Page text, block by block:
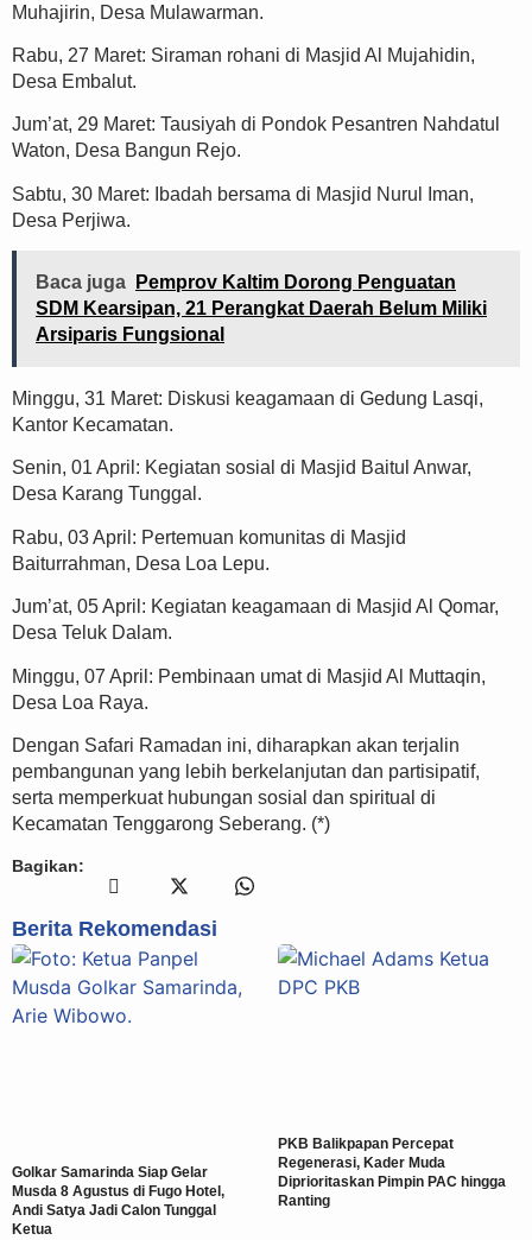
Muhajirin, Desa Mulawarman.
Rabu, 27 Maret: Siraman rohani di Masjid Al Mujahidin,
Desa Embalut.
Jum’at, 29 Maret: Tausiyah di Pondok Pesantren Nahdatul
Waton, Desa Bangun Rejo.
Sabtu, 30 Maret: Ibadah bersama di Masjid Nurul Iman,
Desa Perjiwa.
Baca juga
Pemprov Kaltim Dorong Penguatan
SDM Kearsipan, 21 Perangkat Daerah Belum Miliki
Arsiparis Fungsional
Minggu, 31 Maret: Diskusi keagamaan di Gedung Lasqi,
Kantor Kecamatan.
Senin, 01 April: Kegiatan sosial di Masjid Baitul Anwar,
Desa Karang Tunggal.
Rabu, 03 April: Pertemuan komunitas di Masjid
Baiturrahman, Desa Loa Lepu.
Jum’at, 05 April: Kegiatan keagamaan di Masjid Al Qomar,
Desa Teluk Dalam.
Minggu, 07 April: Pembinaan umat di Masjid Al Muttaqin,
Desa Loa Raya.
Dengan Safari Ramadan ini, diharapkan akan terjalin
pembangunan yang lebih berkelanjutan dan partisipatif,
serta memperkuat hubungan sosial dan spiritual di
Kecamatan Tenggarong Seberang. (*)
Bagikan:
Berita Rekomendasi
Golkar Samarinda Siap Gelar
Musda 8 Agustus di Fugo Hotel,
Andi Satya Jadi Calon Tunggal
Ketua
PKB Balikpapan Percepat
Regenerasi, Kader Muda
Diprioritaskan Pimpin PAC hingga
Ranting